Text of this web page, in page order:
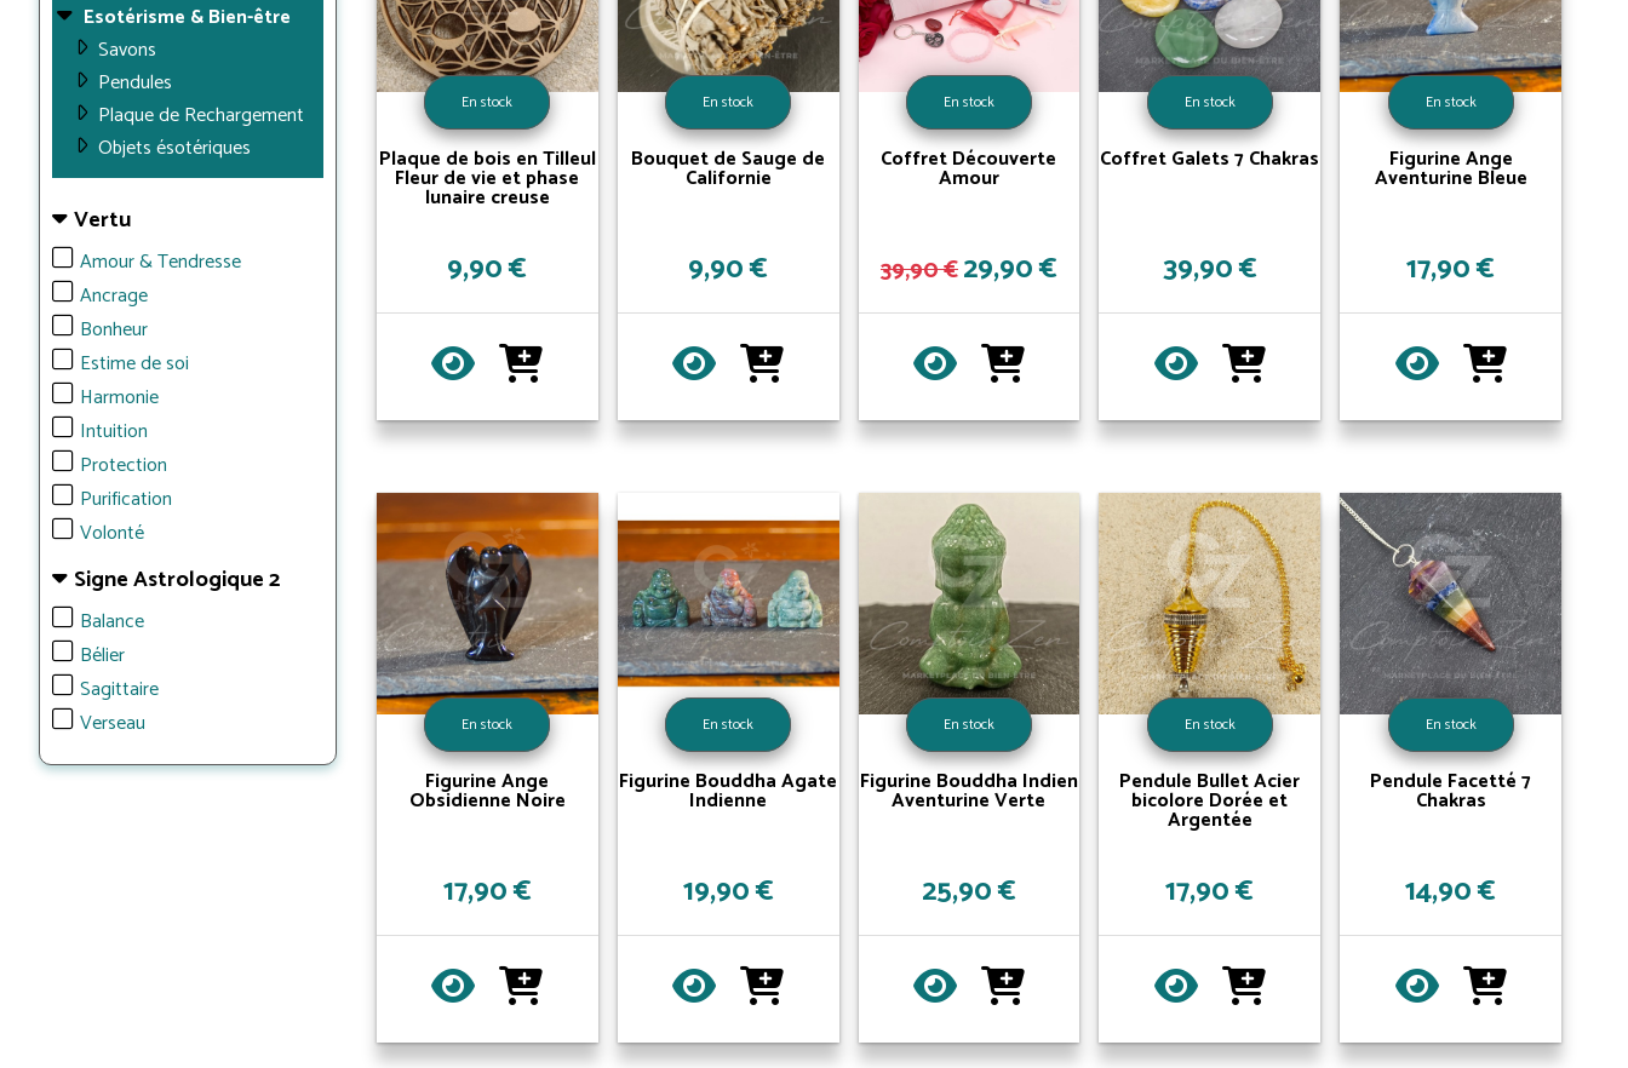
Esotérisme & Bien-être
Savons
Pendules
Plaque de Rechargement
Objets ésotériques
Vertu
Amour & Tendresse
Ancrage
Bonheur
Estime de soi
Harmonie
Intuition
Protection
Purification
Volonté
Signe Astrologique 2
Balance
Bélier
Sagittaire
Verseau
En stock
Plaque de bois en Tilleul
Fleur de vie et phase
lunaire creuse
9,90 €
En stock
Bouquet de Sauge de
Californie
9,90 €
En stock
Coffret Découverte
Amour
39,90 €29,90 €
En stock
Coffret Galets 7 Chakras
39,90 €
En stock
Figurine Ange
Aventurine Bleue
17,90 €
En stock
Figurine Ange
Obsidienne Noire
17,90 €
En stock
Figurine Bouddha Agate
Indienne
19,90 €
En stock
Figurine Bouddha Indien
Aventurine Verte
25,90 €
En stock
Pendule Bullet Acier
bicolore Dorée et
Argentée
17,90 €
En stock
Pendule Facetté 7
Chakras
14,90 €